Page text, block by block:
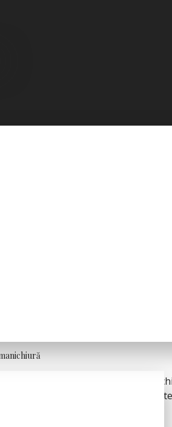
profesionale pentru
este asociat cu manichiuri